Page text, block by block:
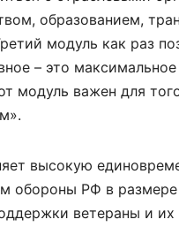
образованием,
модуль как раз
– это
модуль важен для
высокую
обороны РФ в
ветераны и их